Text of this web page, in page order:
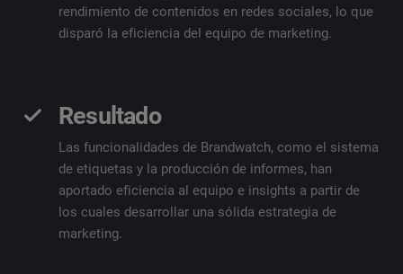
rendimiento de contenidos en redes sociales, lo que
disparó la eficiencia del equipo de marketing.
Resultado
Las funcionalidades de Brandwatch, como el sistema
de etiquetas y la producción de informes, han
aportado eficiencia al equipo e insights a partir de
los cuales desarrollar una sólida estrategia de
marketing.